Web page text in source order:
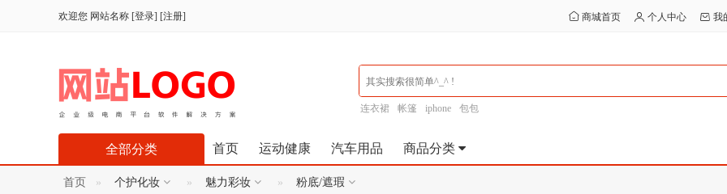
欢迎您 网站名称 [登录] [注册] 商城首页 个人中心 我
连衣裙 帐篷 iphone 包包
首页 运动健康 汽车用品 商品分类
全部分类
首页 个护化妆 魅力彩妆 粉底/遮瑕